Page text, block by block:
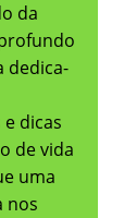
da
dedica-
dicas
de vida
uma
nos